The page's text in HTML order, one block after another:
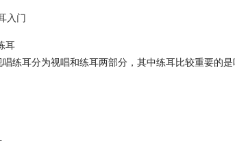
入门
耳
练耳分为视唱和练耳两部分，其中练耳比较重要的